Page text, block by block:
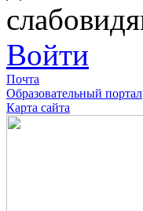
Войти
Почта
Образовательный портал
Карта сайта